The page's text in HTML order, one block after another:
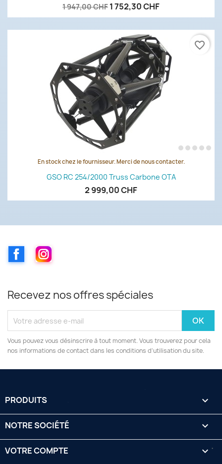
1 947,00 CHF 1 752,30 CHF
En stock chez le fournisseur. Merci de nous contacter.
GSO RC 254/2000 Truss Carbone OTA
2 999,00 CHF
favorite_border
FacebookInstagram
Recevez nos offres spéciales
Vous pouvez vous désinscrire à tout moment. Vous trouverez pour cela
nos informations de contact dans les conditions d'utilisation du site.
PRODUITS 
NOTRE SOCIÉTÉ 
VOTRE COMPTE 